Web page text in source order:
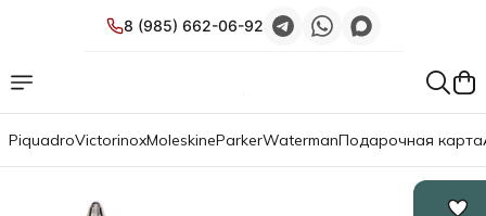
8 (985) 662-06-92
PiquadroVictorinoxMoleskineParkerWatermanПодарочная карта